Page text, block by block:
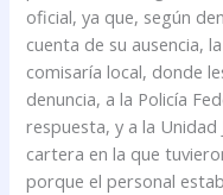
oficial, ya que, según
cuenta de su ausencia,
comisaría local, donde
denuncia, a la Policía
respuesta, y a la Unidad
cartera en la que
porque el personal